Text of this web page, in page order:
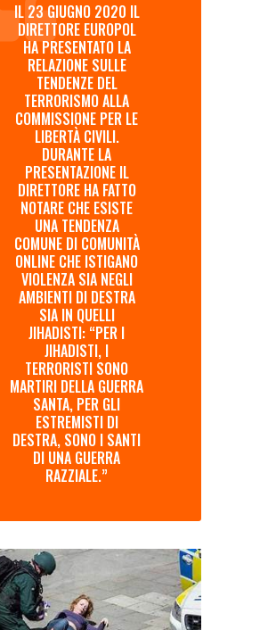
IL 23 GIUGNO 2020 IL
DIRETTORE EUROPOL
HA PRESENTATO LA
RELAZIONE SULLE
TENDENZE DEL
TERRORISMO ALLA
COMMISSIONE PER LE
LIBERTÀ CIVILI.
DURANTE LA
PRESENTAZIONE IL
DIRETTORE HA FATTO
NOTARE CHE ESISTE
UNA TENDENZA
COMUNE DI COMUNITÀ
ONLINE CHE ISTIGANO
VIOLENZA SIA NEGLI
AMBIENTI DI DESTRA
SIA IN QUELLI
JIHADISTI: “PER I
JIHADISTI, I
TERRORISTI SONO
MARTIRI DELLA GUERRA
SANTA, PER GLI
ESTREMISTI DI
DESTRA, SONO I SANTI
DI UNA GUERRA
RAZZIALE.”